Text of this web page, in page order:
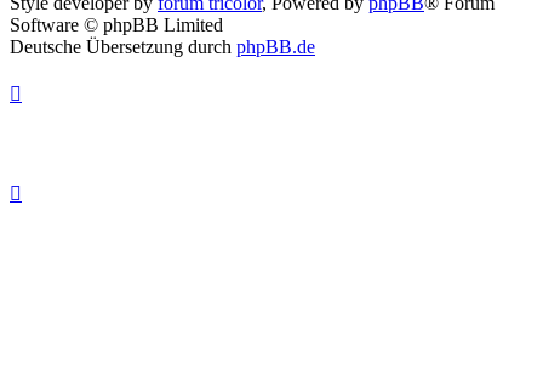
Software © phpBB Limited
Deutsche Übersetzung durch phpBB.de